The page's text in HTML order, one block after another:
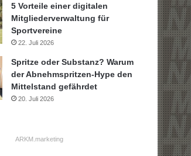
5 Vorteile einer digitalen
Mitgliederverwaltung für
Sportvereine
22. Juli 2026
Spritze oder Substanz? Warum
der Abnehmspritzen-Hype den
Mittelstand gefährdet
20. Juli 2026
ARKM.marketing